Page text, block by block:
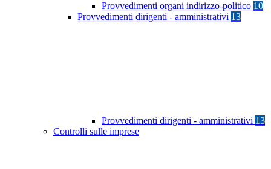
Provvedimenti organi indirizzo-politico 10
Provvedimenti dirigenti - amministrativi 13
Provvedimenti dirigenti - amministrativi 13
Controlli sulle imprese